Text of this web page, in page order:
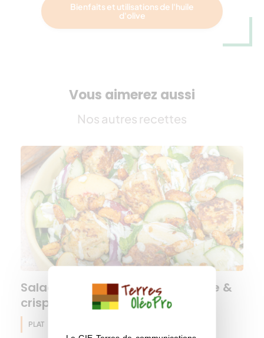
Bienfaits et utilisations de l'huile
d'olive
Vous aimerez aussi
Nos autres recettes
Salade de boulettes, concombre &
crispy haricots blancs
PLAT